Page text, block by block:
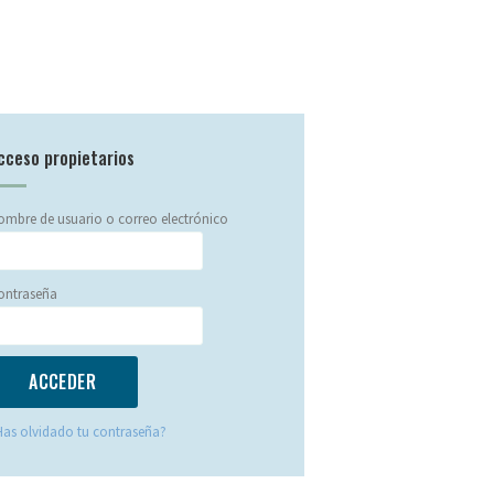
propietarios
de usuario o correo electrónico
olvidado tu contraseña?